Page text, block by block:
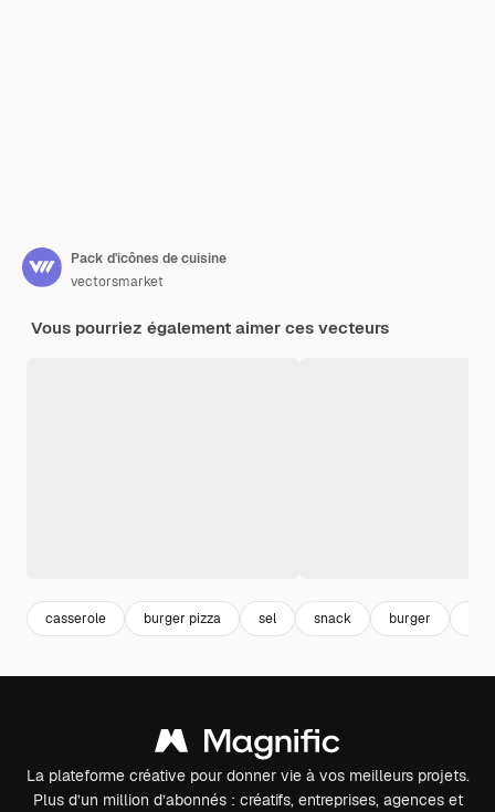
Pack d'icônes de cuisine
vectorsmarket
Vous pourriez également aimer ces vecteurs
casserole burger pizza sel snack burger
La plateforme créative pour donner vie à vos meilleurs projets.
Plus d’un million d’abonnés : créatifs, entreprises, agences et